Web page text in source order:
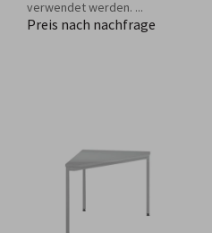
verwendet werden. ...
Preis nach nachfrage